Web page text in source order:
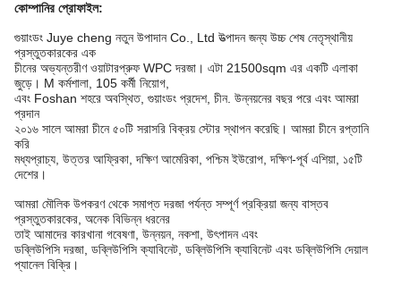
কোম্পানির প্রোফাইল:
গুয়াংডং Juye cheng নতুন উপাদান Co., Ltd উত্পাদন জন্য উচ্চ শেষ নেতৃস্থানীয়
প্রস্তুতকারকের এক
চীনের অভ্যন্তরীণ ওয়াটারপ্রুফ WPC দরজা। এটা 21500sqm এর একটি এলাকা
জুড়ে। M কর্মশালা, 105 কর্মী নিয়োগ,
এবং Foshan শহরে অবস্থিত, গুয়াংডং প্রদেশ, চীন. উন্নয়নের বছর পরে এবং আমরা
প্রদান
২০১৬ সালে আমরা চীনে ৫০টি সরাসরি বিক্রয় স্টোর স্থাপন করেছি। আমরা চীনে রপ্তানি
করি
মধ্যপ্রাচ্য, উত্তর আফ্রিকা, দক্ষিণ আমেরিকা, পশ্চিম ইউরোপ, দক্ষিণ-পূর্ব এশিয়া, ১৫টি
দেশের।
আমরা মৌলিক উপকরণ থেকে সমাপ্ত দরজা পর্যন্ত সম্পূর্ণ প্রক্রিয়া জন্য বাস্তব
প্রস্তুতকারকের, অনেক বিভিন্ন ধরনের
তাই আমাদের কারখানা গবেষণা, উন্নয়ন, নকশা, উৎপাদন এবং
ডব্লিউপিসি দরজা, ডব্লিউপিসি ক্যাবিনেট, ডব্লিউপিসি ক্যাবিনেট এবং ডব্লিউপিসি দেয়াল
প্যানেল বিক্রি।